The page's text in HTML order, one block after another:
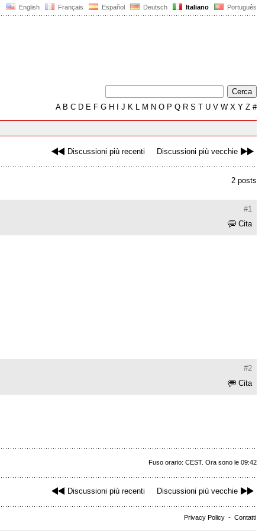
English Français Español Deutsch Italiano Português
AB C D E F G H J K L M N O P Q R S T U V W X Y Z #
Discussioni più recenti Discussioni più vecchie
2 posts
#1
Cita
#2
Cita
Fuso orario: CEST. Ora sono le 09:42
Discussioni più recenti Discussioni più vecchie
Privacy Policy - Contatti